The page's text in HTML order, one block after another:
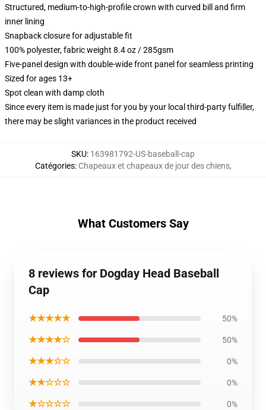
Structured, medium-to-high-profile crown with curved bill and firm
inner lining
Snapback closure for adjustable fit
100% polyester, fabric weight 8.4 oz / 285gsm
Five-panel design with double-wide front panel for seamless printing
Sized for ages 13+
Spot clean with damp cloth
Since every item is made just for you by your local third-party fulfiller,
there may be slight variances in the product received
SKU: 163981792-US-baseball-cap
Catégories: Chapeaux et chapeaux de jour des chiens,
What Customers Say
8 reviews for Dogday Head Baseball
Cap
★★★★★ 50%
★★★★☆ 50%
★★★☆☆ 0%
★★☆☆☆ 0%
★☆☆☆☆ 0%